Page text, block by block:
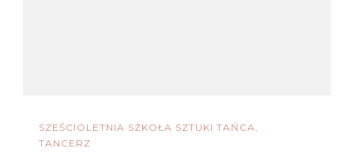
SZEŚCIOLETNIA SZKOŁA SZTUKI TAŃCA
TANCERZ